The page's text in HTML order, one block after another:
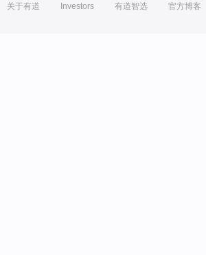
关于有道 Investors 有道智选 官方博客